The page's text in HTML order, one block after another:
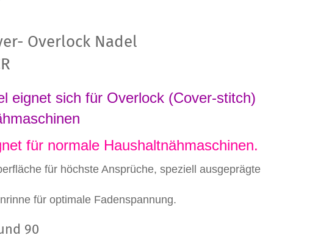
Overlock Nadel
eignet sich für Overlock (Cover-stitch)
für normale Haushaltnähmaschinen.
für höchste Ansprüche, speziell ausgeprägte
für optimale Fadenspannung.
90